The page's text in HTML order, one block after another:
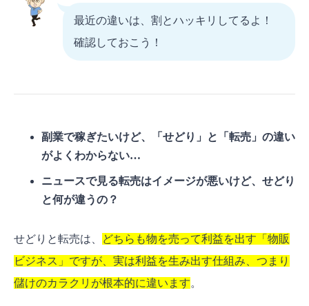
最近の違いは、割とハッキリしてるよ！
確認しておこう！
副業で稼ぎたいけど、「せどり」と「転売」の違い
がよくわからない…
ニュースで見る転売はイメージが悪いけど、せどり
と何が違うの？
せどりと転売は、
どちらも物を売って利益を出す「物販
ビジネス」ですが、実は利益を生み出す仕組み、つまり
儲けのカラクリが根本的に違います。